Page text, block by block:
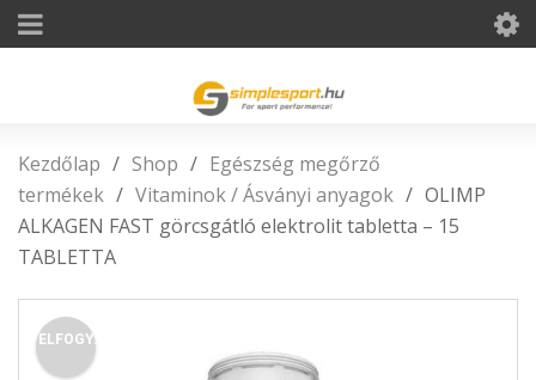
Kezdőlap / Shop / Egészség megőrző
termékek / Vitaminok / Ásványi anyagok / OLIMP
ALKAGEN FAST görcsgátló elektrolit tabletta – 15
TABLETTA
ELFOGY.